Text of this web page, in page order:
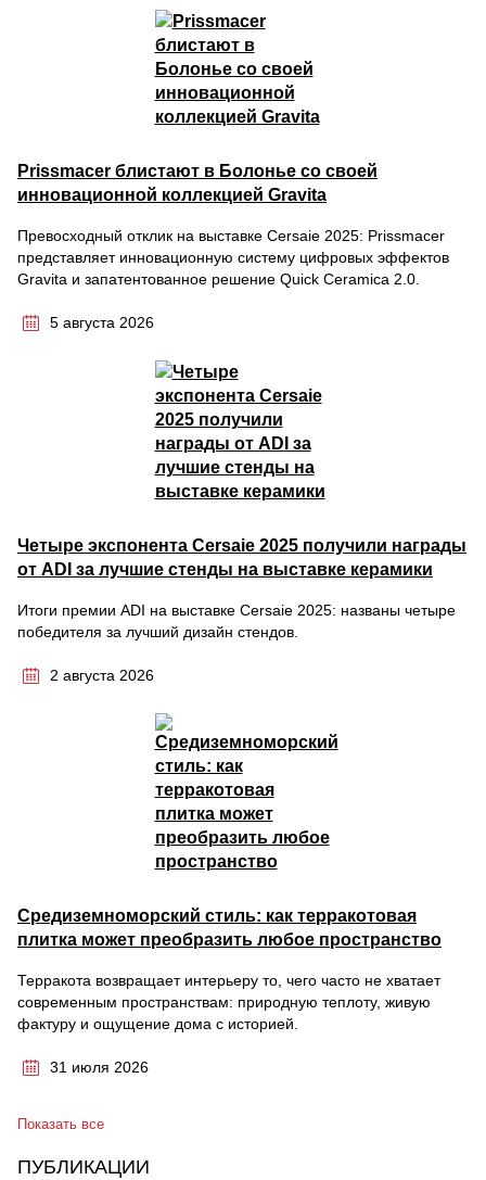
Prissmacer блистают в Болонье со своей
инновационной коллекцией Gravita
Превосходный отклик на выставке Cersaie 2025: Prissmacer
представляет инновационную систему цифровых эффектов
Gravita и запатентованное решение Quick Ceramica 2.0.
5 августа 2026
Четыре экспонента Cersaie 2025 получили награды
от ADI за лучшие стенды на выставке керамики
Итоги премии ADI на выставке Cersaie 2025: названы четыре
победителя за лучший дизайн стендов.
2 августа 2026
Средиземноморский стиль: как терракотовая
плитка может преобразить любое пространство
Терракота возвращает интерьеру то, чего часто не хватает
современным пространствам: природную теплоту, живую
фактуру и ощущение дома с историей.
31 июля 2026
Показать все
ПУБЛИКАЦИИ